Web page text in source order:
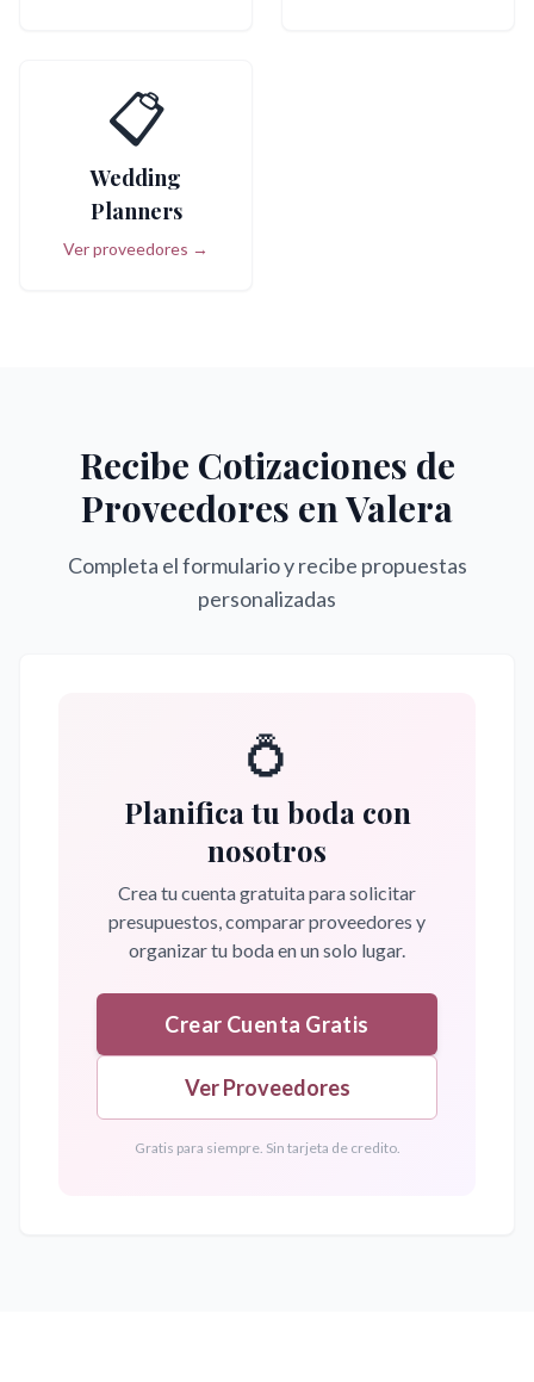
📋
Wedding
Planners
Ver proveedores →
Recibe Cotizaciones de
Proveedores enValera
Completa el formulario y recibe propuestas
personalizadas
💍
Planifica tu boda con
nosotros
Crea tu cuenta gratuita para solicitar
presupuestos, comparar proveedores y
organizar tu boda en un solo lugar.
Crear Cuenta Gratis
Ver Proveedores
Gratis para siempre. Sin tarjeta de credito.